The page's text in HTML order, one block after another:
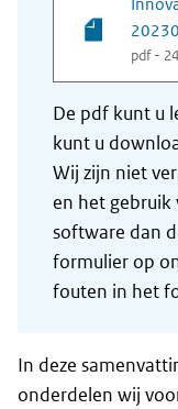
pdf -
De pdf kunt u
kunt u
Wij zijn niet
en het gebruik
software dan
formulier op
fouten in het
In deze
onderdelen wij